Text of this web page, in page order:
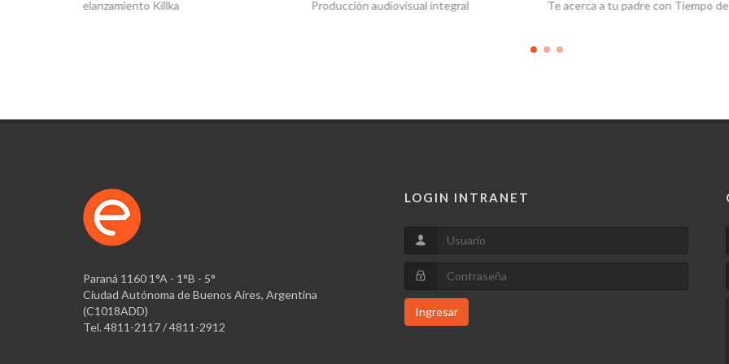
Producción audiovisual integral Te acerca a tu padre con Tiempo de Valor Un espumante de lujo se suma a la
Paraná 1160 1°A - 1°B - 5°
Ciudad Autónoma de Buenos Aires, Argentina
(C1018ADD)
Tel. 4811-2117 / 4811-2912
LOGIN INTRANET
Ingresar